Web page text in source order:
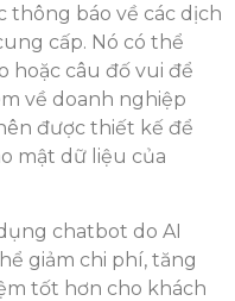
thông báo về các dịch
cấp. Nó có thể
hoặc câu đố vui để
về doanh nghiệp
được thiết kế để
mật dữ liệu của
chatbot do AI
giảm chi phí, tăng
tốt hơn cho khách